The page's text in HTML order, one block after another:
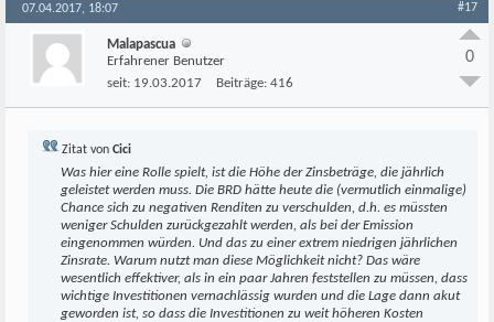
07.04.2017, 18:07 #17
Malapascua
Erfahrener Benutzer
seit: 19.03.2017 Beiträge: 416
0
Zitat von Cici
Was hier eine Rolle spielt, ist die Höhe der Zinsbeträge, die jährlich
geleistet werden muss. Die BRD hätte heute die (vermutlich einmalige)
Chance sich zu negativen Renditen zu verschulden, d.h. es müssten
weniger Schulden zurückgezahlt werden, als bei der Emission
eingenommen würden. Und das zu einer extrem niedrigen jährlichen
Zinsrate. Warum nutzt man diese Möglichkeit nicht? Das wäre
wesentlich effektiver, als in ein paar Jahren feststellen zu müssen, dass
wichtige Investitionen vernachlässig wurden und die Lage dann akut
geworden ist, so dass die Investitionen zu weit höheren Kosten